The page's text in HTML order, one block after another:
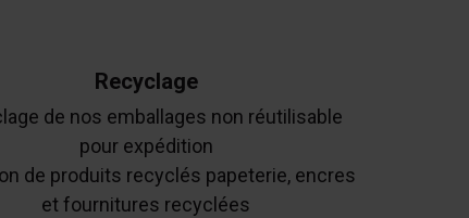
Recyclage
de nos emballages non réutilisable
pour expédition
de produits recyclés papeterie, encres
et fournitures recyclées